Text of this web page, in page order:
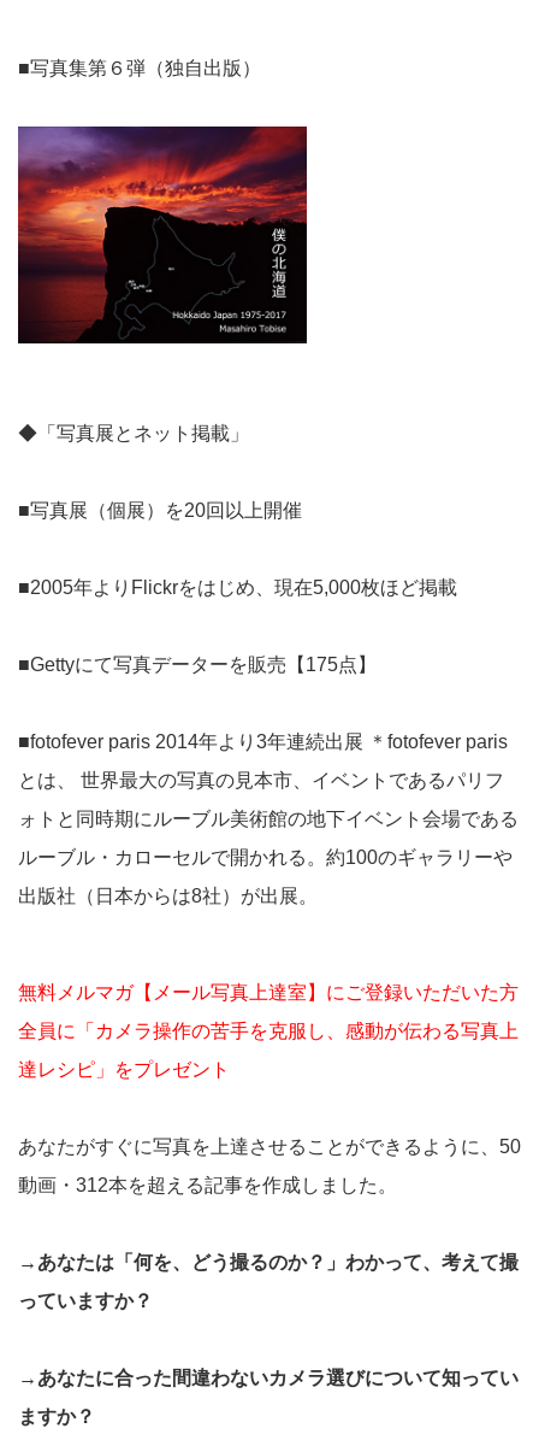
■写真集第６弾（独自出版）
◆「写真展とネット掲載」
■写真展（個展）を20回以上開催
■2005年よりFlickrをはじめ、現在5,000枚ほど掲載
■Gettyにて写真データーを販売【175点】
■fotofever paris 2014年より3年連続出展 ＊fotofever paris
とは、 世界最大の写真の見本市、イベントであるパリフ
ォトと同時期にルーブル美術館の地下イベント会場である
ルーブル・カローセルで開かれる。約100のギャラリーや
出版社（日本からは8社）が出展。
無料メルマガ【メール写真上達室】にご登録いただいた方
全員に「カメラ操作の苦手を克服し、感動が伝わる写真上
達レシピ」をプレゼント
あなたがすぐに写真を上達させることができるように、50
動画・312本を超える記事を作成しました。
→あなたは「何を、どう撮るのか？」わかって、考えて撮
っていますか？
→あなたに合った間違わないカメラ選びについて知ってい
ますか？